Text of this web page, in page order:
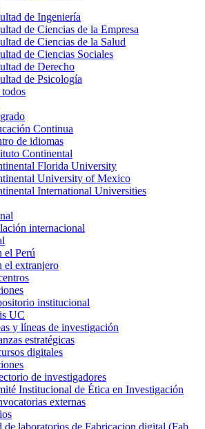
de Ingeniería
de Ciencias de la Empresa
de Ciencias de la Salud
de Ciencias Sociales
de Derecho
de Psicología
Continua
de idiomas
Continental
Florida University
University of Mexico
International Universities
internacional
el Perú
el extranjero
institucional
UC
y líneas de investigación
estratégicas
digitales
de investigadores
Institucional de Ética en Investigación
externas
de laboratorios de Fabricacion digital (Fab